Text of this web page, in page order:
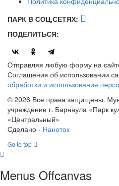
ПАРК В СОЦ,СЕТЯХ:
ПОДЕЛИТЬСЯ:
Отправляя любую форму на
Соглашения об использовании
обработки и использования
© 2026 Все права защищены.
учреждение г. Барнаула «Парк
«Центральный»
Сделано - Наноток
Go to top
Menus Offcanvas